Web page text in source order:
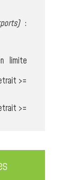
:
limite
>=
>=